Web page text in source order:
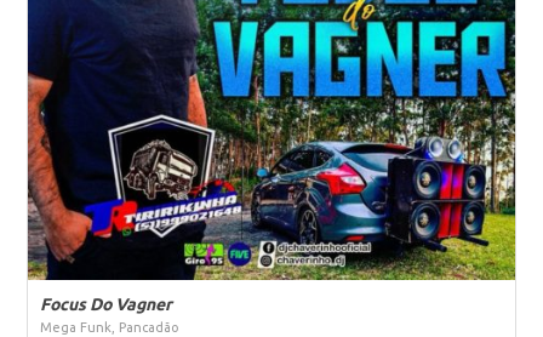
Focus Do Vagner
Mega Funk, Pancadão